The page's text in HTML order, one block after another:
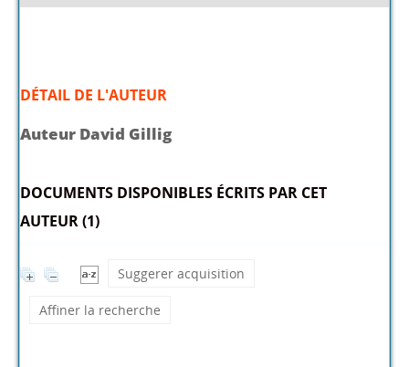
DÉTAIL DE L'AUTEUR
Auteur David Gillig
DOCUMENTS DISPONIBLES ÉCRITS PAR CET
AUTEUR (1)
Suggerer acquisition
Affiner la recherche